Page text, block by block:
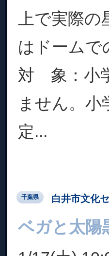
上で実際
はドームで
対 象：小
ません。小
定...
千葉県 白井市文化
ベガと太陽